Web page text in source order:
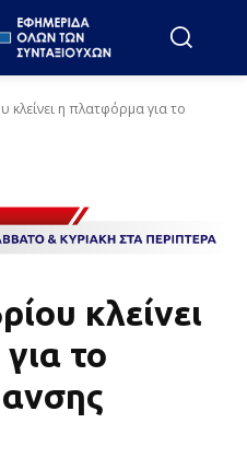
κλείνει η πλατφόρμα για το
κλείνει
το